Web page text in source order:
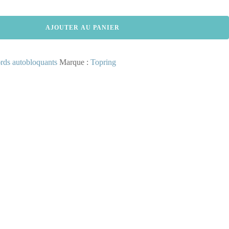
AJOUTER AU PANIER
autobloquants Marque : Topring